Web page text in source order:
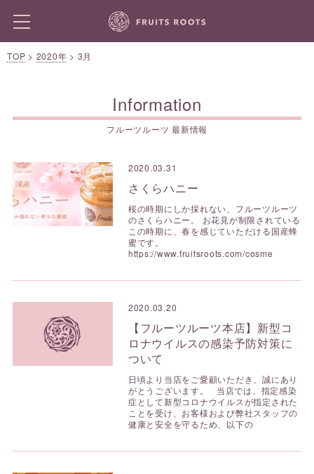
TOP > 2020年 > 3月
Information
フルーツルーツ 最新情報
2020.03.31
さくらハニー
桜の時期にしか採れない、フルーツルーツ
のさくらハニー。 お花見が制限されている
この時期に、春を感じていただける国産蜂
蜜です。
https://www.fruitsroots.com/cosme
2020.03.20
【フルーツルーツ本店】新型コ
ロナウイルスの感染予防対策に
ついて
日頃より当店をご愛顧いただき、誠にあり
がとうございます。 当店では、指定感染
症として新型コロナウイルスが指定された
ことを受け、お客様および弊社スタッフの
健康と安全を守るため、以下の